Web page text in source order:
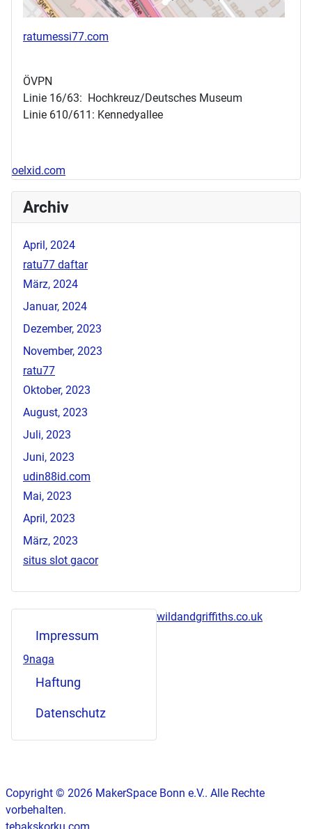
ratumessi77.com
ÖVPN
Linie 16/63: Hochkreuz/Deutsches Museum
Linie 610/611: Kennedyallee
oelxid.com
Archiv
April, 2024
ratu77 daftar
März, 2024
Januar, 2024
Dezember, 2023
November, 2023
ratu77
Oktober, 2023
August, 2023
Juli, 2023
Juni, 2023
udin88id.com
Mai, 2023
April, 2023
März, 2023
situs slot gacor
Impressum
9naga
Haftung
Datenschutz
wildandgriffiths.co.uk
Copyright © 2026 MakerSpace Bonn e.V.. Alle Rechte
vorbehalten.